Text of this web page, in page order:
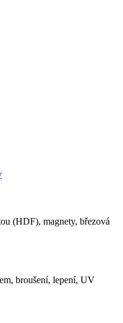
(HDF), magnety, březová
broušení, lepení, UV